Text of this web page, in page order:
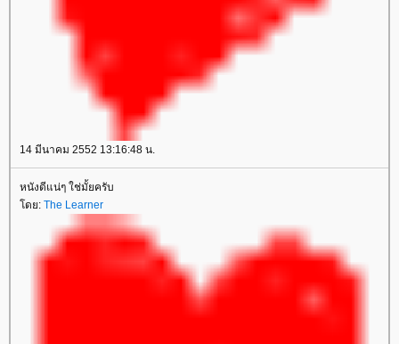
14 มีนาคม 2552 13:16:48 น.
หนังดีแน่ๆ ใช่มั้ยครับ
ดย: The Learner